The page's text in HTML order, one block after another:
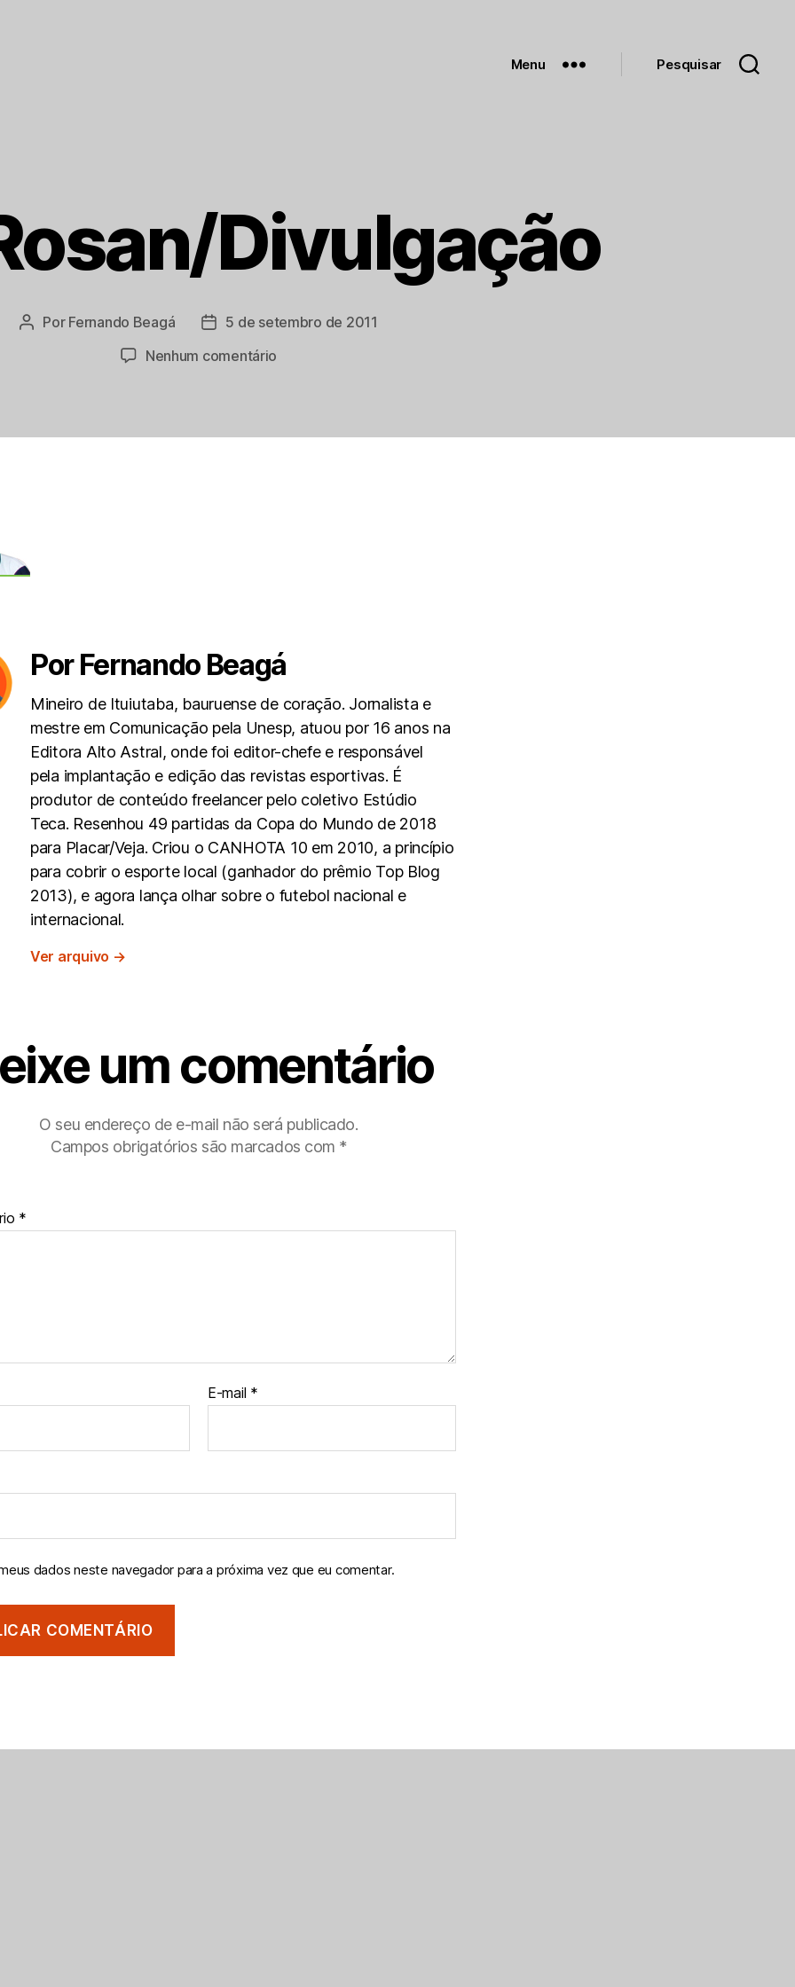
Menu Pesquisar
Divulgação
Autor
Por Fernando Beagá
Data
publicação
5 de setembro de 2011
Nenhum comentário
Por Fernando Beagá
Mineiro de Ituiutaba, bauruense de coração. Jornalista e
mestre em Comunicação pela Unesp, atuou por 16 anos na
Editora Alto Astral, onde foi editor-chefe e responsável
pela implantação e edição das revistas esportivas. É
produtor de conteúdo freelancer pelo coletivo Estúdio
Teca. Resenhou 49 partidas da Copa do Mundo de 2018
para Placar/Veja. Criou o CANHOTA 10 em 2010, a princípio
para cobrir o esporte local (ganhador do prêmio Top Blog
2013), e agora lança olhar sobre o futebol nacional e
internacional.
Ver arquivo →
um comentário
O seu endereço de e-mail não será publicado.
Campos obrigatórios são marcados com *
*
E-mail *
dados neste navegador para a próxima vez que eu comentar.